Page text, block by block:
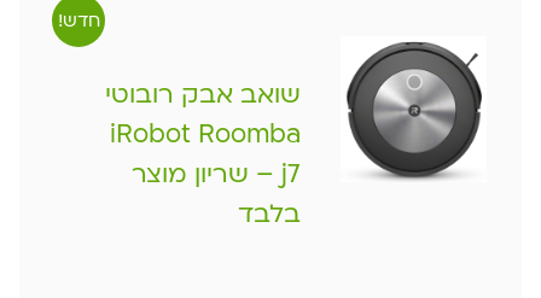
חדש!
שואב אבק רובוטי
iRobot Roomba
j7 – שריון מוצר
בלבד